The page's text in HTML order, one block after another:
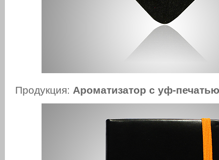
Продукция: Ароматизатор с уф-печатью